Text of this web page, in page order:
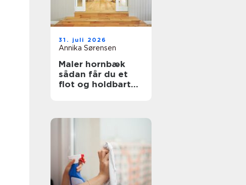
31. juli 2026
Annika Sørensen
Maler hornbæk
sådan får du et
flot og holdbart